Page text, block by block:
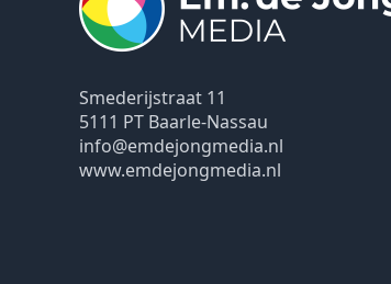
Smederijstraat 11
5111 PT Baarle-Nassau
info@emdejongmedia.nl
www.emdejongmedia.nl